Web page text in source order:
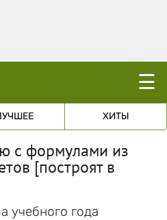
☰
ХИТЫ
с формулами из
[построят в
учебного года